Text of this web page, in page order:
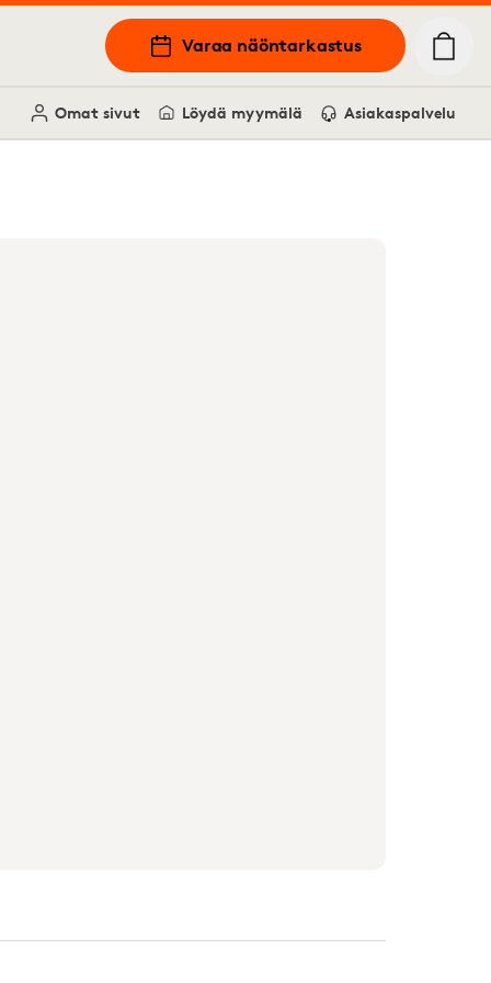
Varaa näöntarkastus
Omat sivut Löydä myymälä Asiakaspalvelu